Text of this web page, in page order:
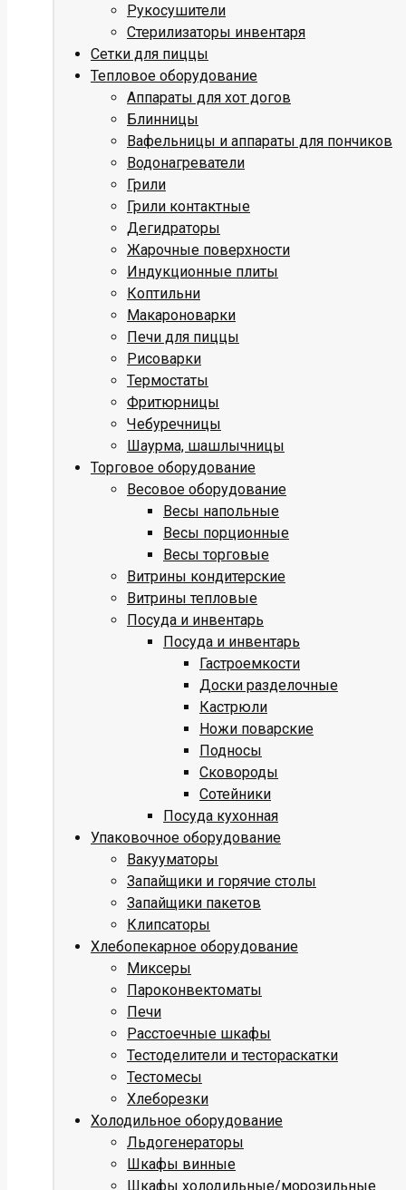
Рукосушители
Стерилизаторы инвентаря
Сетки для пиццы
Тепловое оборудование
Аппараты для хот догов
Блинницы
Вафельницы и аппараты для пончиков
Водонагреватели
Грили
Грили контактные
Дегидраторы
Жарочные поверхности
Индукционные плиты
Коптильни
Макароноварки
Печи для пиццы
Рисоварки
Термостаты
Фритюрницы
Чебуречницы
Шаурма, шашлычницы
Торговое оборудование
Весовое оборудование
Весы напольные
Весы порционные
Весы торговые
Витрины кондитерские
Витрины тепловые
Посуда и инвентарь
Посуда и инвентарь
Гастроемкости
Доски разделочные
Кастрюли
Ножи поварские
Подносы
Сковороды
Сотейники
Посуда кухонная
Упаковочное оборудование
Вакууматоры
Запайщики и горячие столы
Запайщики пакетов
Клипсаторы
Хлебопекарное оборудование
Миксеры
Пароконвектоматы
Печи
Расстоечные шкафы
Тестоделители и тестораскатки
Тестомесы
Хлеборезки
Холодильное оборудование
Льдогенераторы
Шкафы винные
Шкафы холодильные/морозильные